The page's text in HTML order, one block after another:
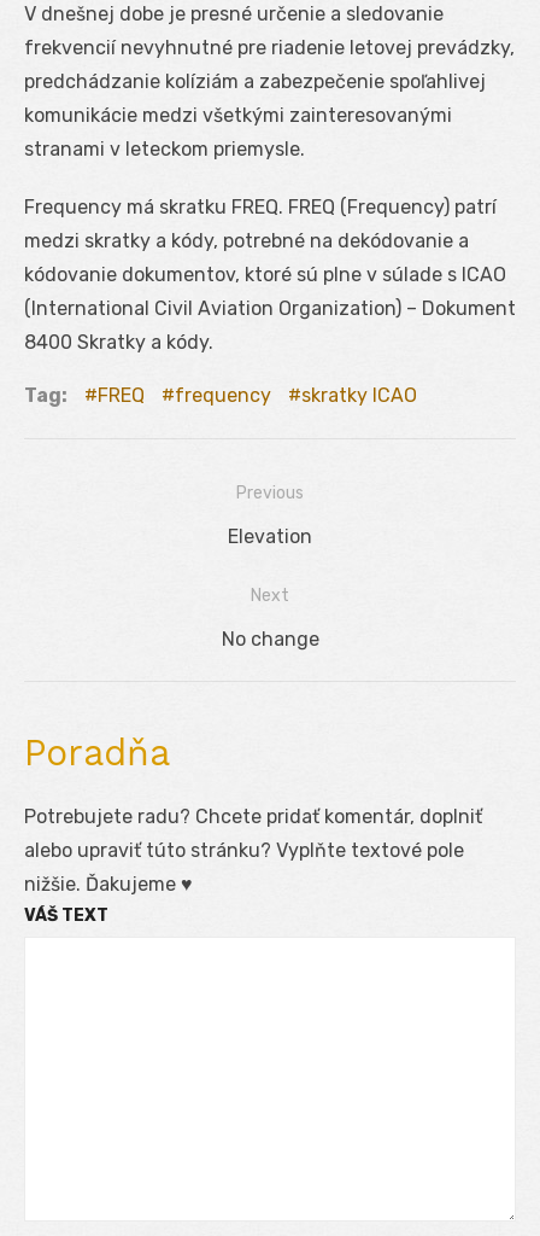
V dnešnej dobe je presné určenie a sledovanie
frekvencií nevyhnutné pre riadenie letovej prevádzky,
predchádzanie kolíziám a zabezpečenie spoľahlivej
komunikácie medzi všetkými zainteresovanými
stranami v leteckom priemysle.
Frequency má skratku FREQ. FREQ (Frequency) patrí
medzi skratky a kódy, potrebné na dekódovanie a
kódovanie dokumentov, ktoré sú plne v súlade s ICAO
(International Civil Aviation Organization) – Dokument
8400 Skratky a kódy.
Tag: FREQ frequency skratky ICAO
Previous
Previous
Elevation
Next
Next
No change
Poradňa
Potrebujete radu? Chcete pridať komentár, doplniť
alebo upraviť túto stránku? Vyplňte textové pole
nižšie. Ďakujeme ♥
VÁŠ TEXT